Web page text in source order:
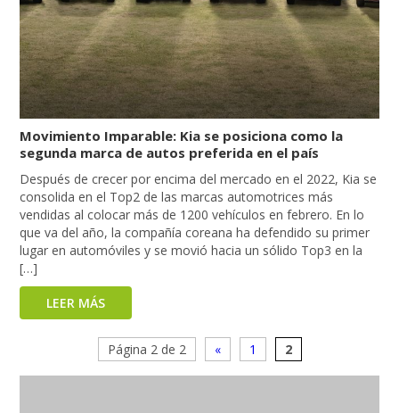
Movimiento Imparable: Kia se posiciona como la
segunda marca de autos preferida en el país
Después de crecer por encima del mercado en el 2022, Kia se
consolida en el Top2 de las marcas automotrices más
vendidas al colocar más de 1200 vehículos en febrero. En lo
que va del año, la compañía coreana ha defendido su primer
lugar en automóviles y se movió hacia un sólido Top3 en la
[…]
LEER MÁS
Página 2 de 2 « 1 2